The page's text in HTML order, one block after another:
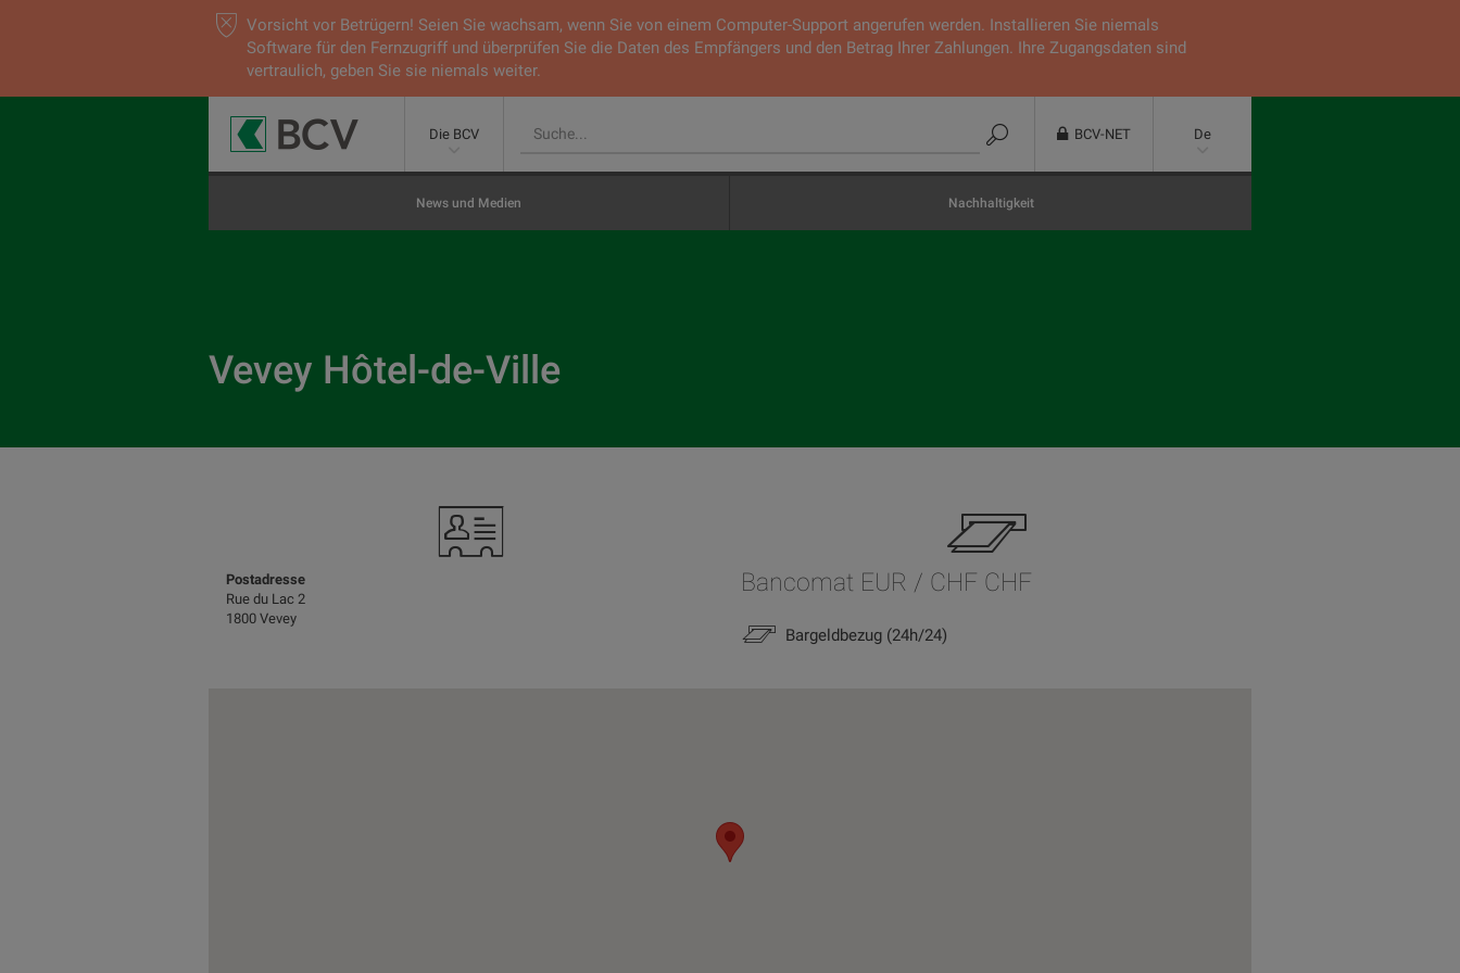
Vorsicht vor Betrügern! Seien Sie wachsam, wenn Sie von einem Computer-Support angerufen werden. Installieren Sie niemals
Software für den Fernzugriff und überprüfen Sie die Daten des Empfängers und den Betrag Ihrer Zahlungen. Ihre Zugangsdaten sind
vertraulich, geben Sie sie niemals weiter.
Die BCV BCV-NET De
News und Medien Nachhaltigkeit
Vevey Hôtel-de-Ville
Postadresse
Rue du Lac 2
1800 Vevey
Bancomat EUR / CHF CHF
Bargeldbezug (24h/24)